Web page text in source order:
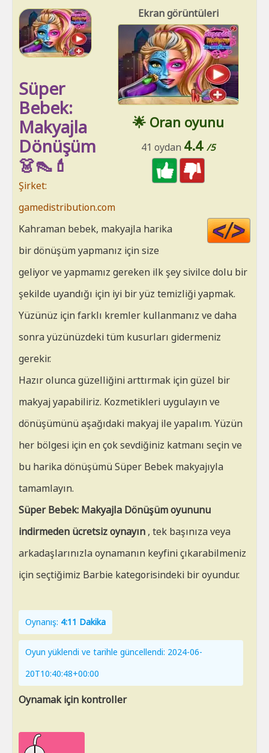
Ekran görüntüleri
🌟 Oran oyunu
41 oydan 4.4 /5
Süper
Bebek:
Makyajla
Dönüşüm
👗👠💄
Şirket:
gamedistribution.com
Kahraman bebek, makyajla harika
bir dönüşüm yapmanız için size
geliyor ve yapmamız gereken ilk şey sivilce dolu bir
şekilde uyandığı için iyi bir yüz temizliği yapmak.
Yüzünüz için farklı kremler kullanmanız ve daha
sonra yüzünüzdeki tüm kusurları gidermeniz
gerekir.
Hazır olunca güzelliğini arttırmak için güzel bir
makyaj yapabiliriz. Kozmetikleri uygulayın ve
dönüşümünü aşağıdaki makyaj ile yapalım. Yüzün
her bölgesi için en çok sevdiğiniz katmanı seçin ve
bu harika dönüşümü Süper Bebek makyajıyla
tamamlayın.
Süper Bebek: Makyajla Dönüşüm oyununu
indirmeden ücretsiz oynayın , tek başınıza veya
arkadaşlarınızla oynamanın keyfini çıkarabilmeniz
için seçtiğimiz Barbie kategorisindeki bir oyundur.
Oynanış: 4:11 Dakika
Oyun yüklendi ve tarihle güncellendi: 2024-06-
20T10:40:48+00:00
Oynamak için kontroller